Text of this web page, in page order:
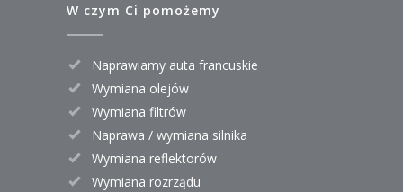
W czym Ci pomożemy
Naprawiamy auta francuskie
Wymiana olejów
Wymiana filtrów
Naprawa / wymiana silnika
Wymiana reflektorów
Wymiana rozrządu